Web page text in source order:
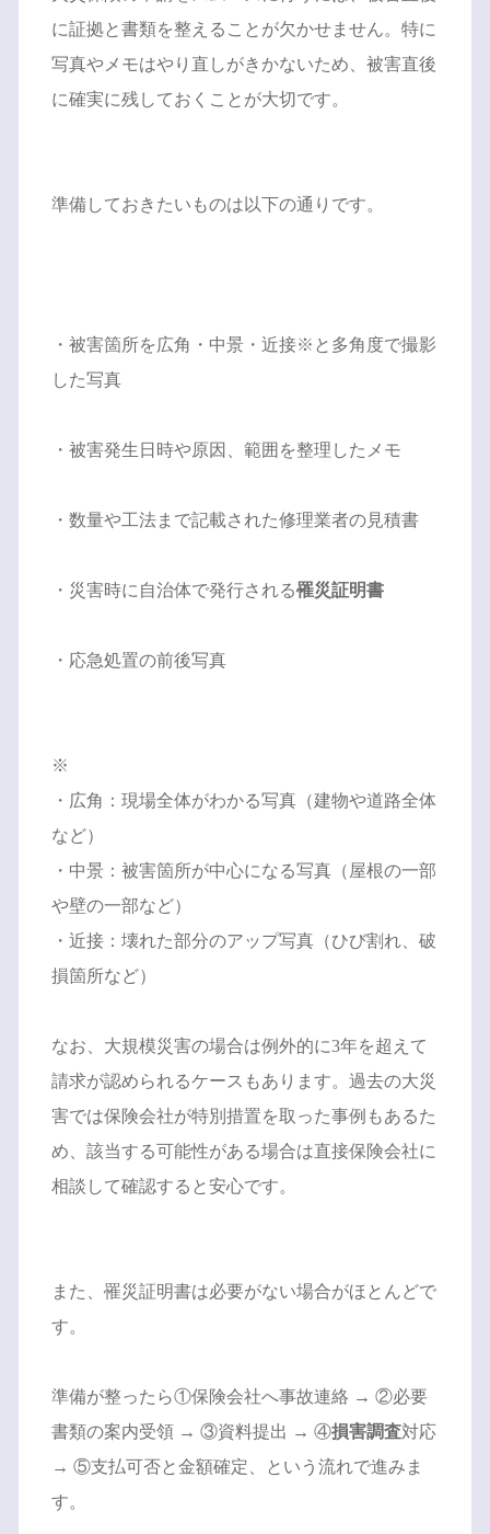
に証拠と書類を整えることが欠かせません。特に
写真やメモはやり直しがきかないため、被害直後
に確実に残しておくことが大切です。
準備しておきたいものは以下の通りです。
・被害箇所を広角・中景・近接※と多角度で撮影
した写真
・被害発生日時や原因、範囲を整理したメモ
・数量や工法まで記載された修理業者の見積書
・災害時に自治体で発行される罹災証明書
・応急処置の前後写真
※
・広角：現場全体がわかる写真（建物や道路全体
など）
・中景：被害箇所が中心になる写真（屋根の一部
や壁の一部など）
・近接：壊れた部分のアップ写真（ひび割れ、破
損箇所など）
なお、大規模災害の場合は例外的に3年を超えて
請求が認められるケースもあります。過去の大災
害では保険会社が特別措置を取った事例もあるた
め、該当する可能性がある場合は直接保険会社に
相談して確認すると安心です。
また、罹災証明書は必要がない場合がほとんどで
す。
準備が整ったら①保険会社へ事故連絡 → ②必要
書類の案内受領 → ③資料提出 → ④損害調査対応
→ ⑤支払可否と金額確定、という流れで進みま
す。